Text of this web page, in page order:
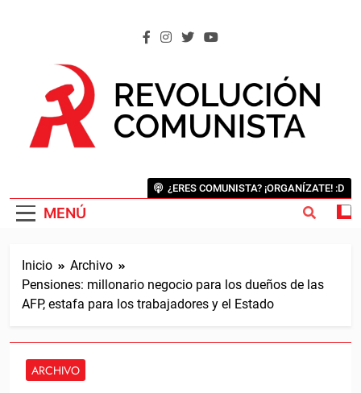
MENÚ
¿ERES COMUNISTA? ¡ORGANÍZATE! :D
Inicio
Archivo
Pensiones: millonario negocio para los dueños de las
AFP, estafa para los trabajadores y el Estado
ARCHIVO